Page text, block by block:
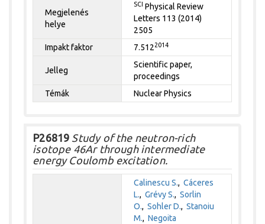
Megjelenés
helye
SCI Physical Review
Letters 113 (2014)
2505
Impakt faktor
7.5122014
Jelleg
Scientific paper,
proceedings
Témák
Nuclear Physics
P26819 Study of the neutron-rich
isotope 46Ar through intermediate
energy Coulomb excitation.
Calinescu S.,Cáceres
L.,Grévy S.,Sorlin
O.,Sohler D.,Stanoiu
M.,Negoita